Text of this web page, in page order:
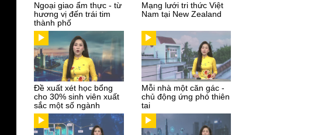
Ngoại giao ẩm thực - từ
hương vị đến trái tim
thành phố
Mạng lưới tri thức Việt
Nam tại New Zealand
Đề xuất xét học bổng
cho 30% sinh viên xuất
sắc một số ngành
Mỗi nhà một căn gác -
chủ động ứng phó thiên
tai